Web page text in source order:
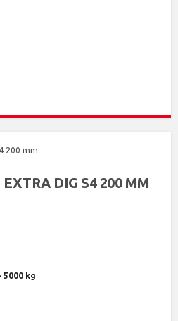
DIG S4 200 MM
5000 kg